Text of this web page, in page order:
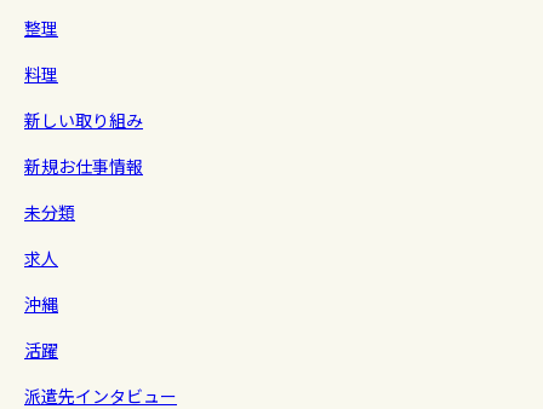
整理
料理
新しい取り組み
新規お仕事情報
未分類
求人
沖縄
活躍
派遣先インタビュー